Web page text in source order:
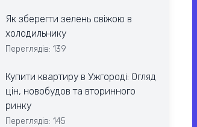
Як зберегти зелень свіжою в
холодильнику
Переглядів: 139
Купити квартиру в Ужгороді: Огляд
цін, новобудов та вторинного
ринку
Переглядів: 145